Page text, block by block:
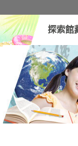
探索館